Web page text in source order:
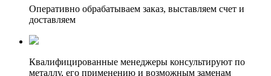
Оперативно обрабатываем заказ, выставляем счет и
доставляем
Квалифицированные менеджеры консультируют по
металлу, его применению и возможным заменам